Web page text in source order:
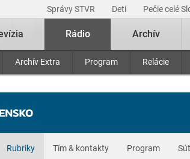
Správy STVR Deti Pečie celé
Rádio
Archív Extra Program Relácie
Archív
Rubriky Tím & kontakty Program